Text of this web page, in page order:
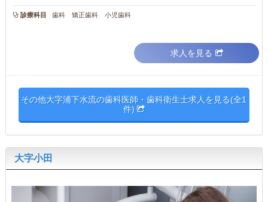
診療科目 歯科 矯正歯科 小児歯科
求人を見る
その他大字浦下水流の歯科医師・歯科衛生士求人を見る(全1
件)
大字小田